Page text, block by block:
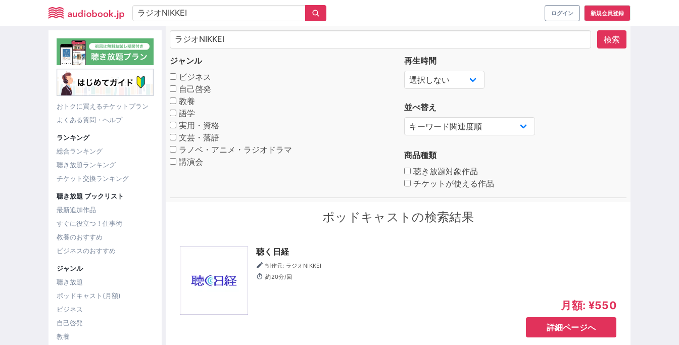
ログイン 新規会員登録
おトクに買えるチケットプラン
よくある質問・ヘルプ
ランキング
総合ランキング
聴き放題ランキング
チケット交換ランキング
聴き放題 ブックリスト
最新追加作品
すぐに役立つ！仕事術
教養のおすすめ
ビジネスのおすすめ
ジャンル
聴き放題
ポッドキャスト(月額)
ビジネス
自己啓発
教養
検索
ジャンル
ビジネス
自己啓発
教養
語学
実用・資格
文芸・落語
ラノベ・アニメ・ラジオドラマ
講演会
再生時間
並べ替え
商品種類
聴き放題対象作品
チケットが使える作品
ポッドキャストの検索結果
聴く日経
制作元: ラジオNIKKEI
約20分/回
月額: ¥550
詳細ページへ